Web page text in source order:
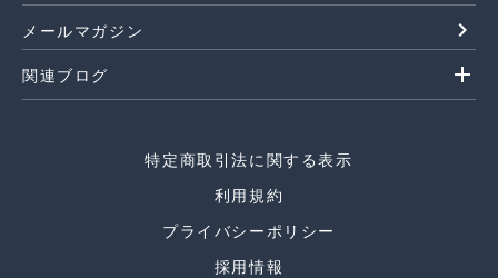
メールマガジン navigate_next
関連ブログ add
特定商取引法に関する表示
利用規約
プライバシーポリシー
採用情報